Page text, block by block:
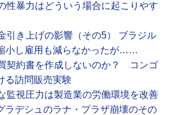
暴力はどういう場合に起こりやす
き上げの影響（その5） ブラジル
小し雇用も減らなかったが……
契約書を作成しないのか？ コンゴ
る訪問販売実験
視圧力は製造業の労働環境を改善
デシュのラナ・プラザ崩壊のその